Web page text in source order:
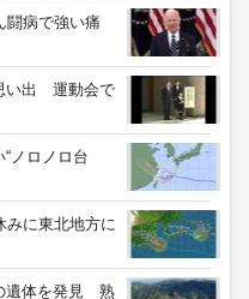
闘病で強い痛
い出 運動会で
“ノロノロ台
みに東北地方に
遺体を発見 熟